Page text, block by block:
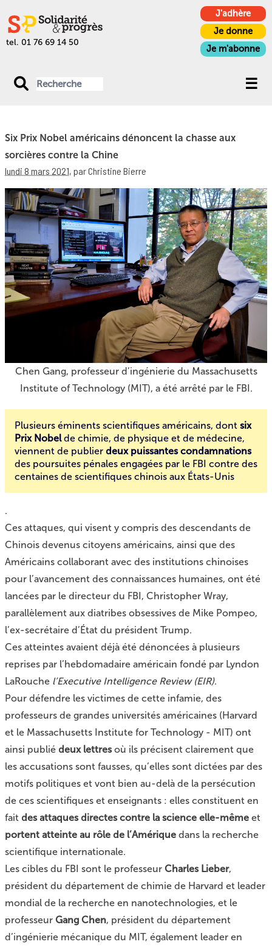
tel. 01 76 69 14 50
J'adhère
Je donne
Je m'abonne
Six Prix Nobel américains dénoncent la chasse aux
sorcières contre la Chine
lundi 8 mars 2021, par Christine Bierre
Chen Gang, professeur d’ingénierie du Massachusetts
Institute of Technology (MIT), a été arrêté par le FBI.
Plusieurs éminents scientifiques américains, dont six
Prix Nobelde chimie, de physique et de médecine,
viennent de publier deux puissantes condamnations
des poursuites pénales engagées par le FBI contre des
centaines de scientifiques chinois aux États-Unis
.
Ces attaques, qui visent y compris des descendants de
Chinois devenus citoyens américains, ainsi que des
Américains collaborant avec des institutions chinoises
pour l’avancement des connaissances humaines, ont été
lancées par le directeur du FBI, Christopher Wray,
parallèlement aux diatribes obsessives de Mike Pompeo,
l’ex-secrétaire d’État du président Trump.
Ces atteintes avaient déjà été dénoncées à plusieurs
reprises par l’hebdomadaire américain fondé par Lyndon
LaRouche l’Executive Intelligence Review (EIR).
Pour défendre les victimes de cette infamie, des
professeurs de grandes universités américaines (Harvard
et le Massachusetts Institute for Technology - MIT) ont
ainsi publié deux lettresoù ils précisent clairement que
les accusations sont fausses, qu’elles sont dictées par des
motifs politiques et vont bien au-delà de la persécution
de ces scientifiques et enseignants : elles constituent en
fait des attaques directes contre la science elle-même et
portent atteinte au rôle de l’Amérique dans la recherche
scientifique internationale.
Les cibles du FBI sont le professeur Charles Lieber,
président du département de chimie de Harvard et leader
mondial de la recherche en nanotechnologies, et le
professeur Gang Chen, président du département
d’ingénierie mécanique du MIT, également leader en